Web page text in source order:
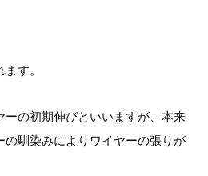
す。
の初期伸びといいますが、 本来
の馴染みによりワイヤーの張りが